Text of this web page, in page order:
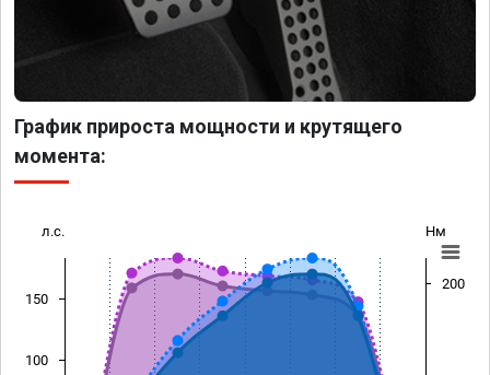
График прироста мощности и крутящего
момента:
л.с. Нм
100
150
200